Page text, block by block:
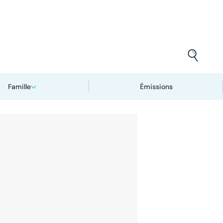
Famille Émissions